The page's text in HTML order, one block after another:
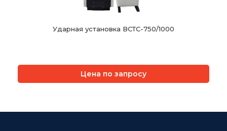
Ударная установка ВСТС-750/1000
Цена по запросу